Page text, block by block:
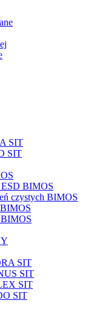
SIT
SIT
ESD BIMOS
czystych BIMOS
BIMOS
BIMOS
SIT
SIT
SIT
SIT